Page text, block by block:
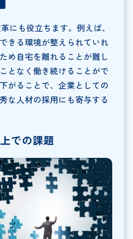
にも役立ちます。例えば、
きる環境が整えられていれ
め自宅を離れることが難し
となく働き続けることがで
がることで、企業としての
な人材の採用にも寄与する
での課題